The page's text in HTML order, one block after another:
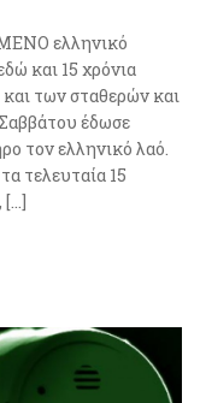
ελληνικό
και 15 χρόνια
των σταθερών και
έδωσε
τον ελληνικό λαό.
τελευταία 15
[…]